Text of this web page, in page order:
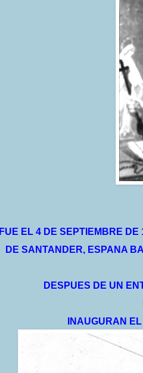
FUE EL 4 DE SEPTIEMBRE
DE SANTANDER, ESPANA
DESPUES DE UN
INAUGURAN